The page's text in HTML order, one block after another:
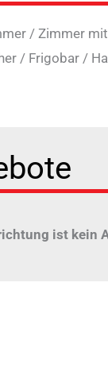
/ Zimmer
/ Frigobar /
ist kein